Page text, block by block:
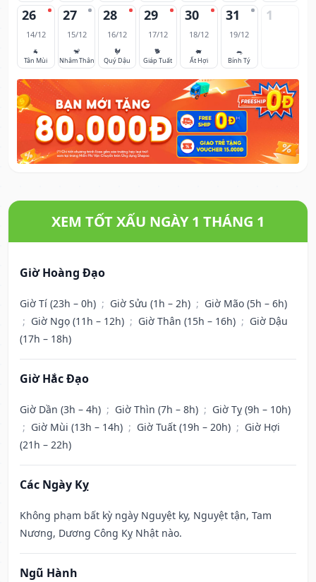
26
14/12
🐐
Tân Mùi
27
15/12
🐒
Nhâm Thân
28
16/12
🐓
Quý Dậu
29
17/12
🐕
Giáp Tuất
30
18/12
🐖
Ất Hợi
31
19/12
🐀
Bính Tý
1
XEM TỐT XẤU NGÀY 1 THÁNG 1
Giờ Hoàng Đạo
Giờ Tí (23h – 0h) ; Giờ Sửu (1h – 2h) ; Giờ Mão (5h – 6h)
; Giờ Ngọ (11h – 12h) ; Giờ Thân (15h – 16h) ; Giờ Dậu
(17h – 18h)
Giờ Hắc Đạo
Giờ Dần (3h – 4h) ; Giờ Thìn (7h – 8h) ; Giờ Tỵ (9h – 10h)
; Giờ Mùi (13h – 14h) ; Giờ Tuất (19h – 20h) ; Giờ Hợi
(21h – 22h)
Các Ngày Kỵ
Không phạm bất kỳ ngày Nguyệt kỵ, Nguyệt tận, Tam
Nương, Dương Công Kỵ Nhật nào.
Ngũ Hành